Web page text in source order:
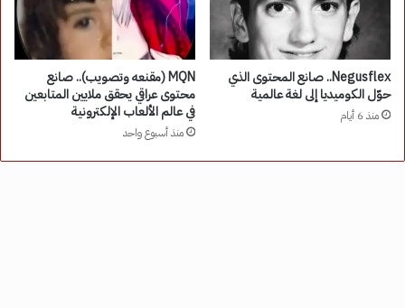
Negusflex.. صانع المحتوى الذي
حوّل الكوميديا إلى لغة عالمية
منذ 6 أيام
MQN (مقنعه وتصويب).. صانع
محتوى عراقي يحقق ملايين المتابعين
في عالم الألعاب الإلكترونية
منذ أسبوع واحد